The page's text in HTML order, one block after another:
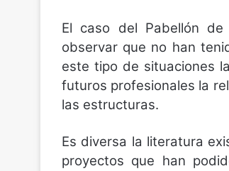
El caso del Pabellón
observar que no han
este tipo de situaciones
futuros profesionales la
las estructuras.
Es diversa la literatura
proyectos que han